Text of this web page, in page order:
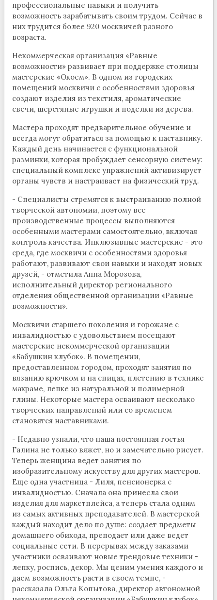
профессиональные навыки и получить
возможность зарабатывать своим трудом. Сейчас в
них трудится более 920 москвичей разного
возраста.
Некоммерческая организация «Равные
возможности» развивает при поддержке столицы
мастерские «Окоем». В одном из городских
помещений москвичи с особенностями здоровья
создают изделия из текстиля, ароматические
свечи, шерстяные игрушки и поделки из дерева.
Мастера проходят предварительное обучение и
всегда могут обратиться за помощью к наставнику.
Каждый день начинается с функциональной
разминки, которая пробуждает сенсорную систему:
специальный комплекс упражнений активизирует
органы чувств и настраивает на физический труд.
- Специалисты стремятся к выстраиванию полной
творческой автономии, поэтому все
производственные процессы выполняются
особенными мастерами самостоятельно, включая
контроль качества. Инклюзивные мастерские - это
среда, где москвичи с особенностями здоровья
работают, развивают свои навыки и находят новых
друзей, - отметила Анна Морозова,
исполнительный директор регионального
отделения общественной организации «Равные
возможности».
Москвичи старшего поколения и горожане с
инвалидностью с удовольствием посещают
мастерские некоммерческой организации
«Бабушкин клубок». В помещении,
предоставленном городом, проходят занятия по
вязанию крючком и на спицах, плетению в технике
макраме, лепке из натуральной и полимерной
глины. Некоторые мастера осваивают несколько
творческих направлений или со временем
становятся наставниками.
- Недавно узнали, что наша постоянная гостья
Галина не только вяжет, но и замечательно рисует.
Теперь женщина ведет занятия по
изобразительному искусству для других мастеров.
Еще одна участница - Лиля, пенсионерка с
инвалидностью. Сначала она принесла свои
изделия для маркетплейса, а теперь стала одним
из самых активных преподавателей. В мастерской
каждый находит дело по душе: создает предметы
домашнего обихода, преподает или даже ведет
социальные сети. В перерывах между заказами
участники осваивают новые трендовые техники -
лепку, роспись, декор. Мы ценим умения каждого и
даем возможность расти в своем темпе, -
рассказала Ольга Копытова, директор автономной